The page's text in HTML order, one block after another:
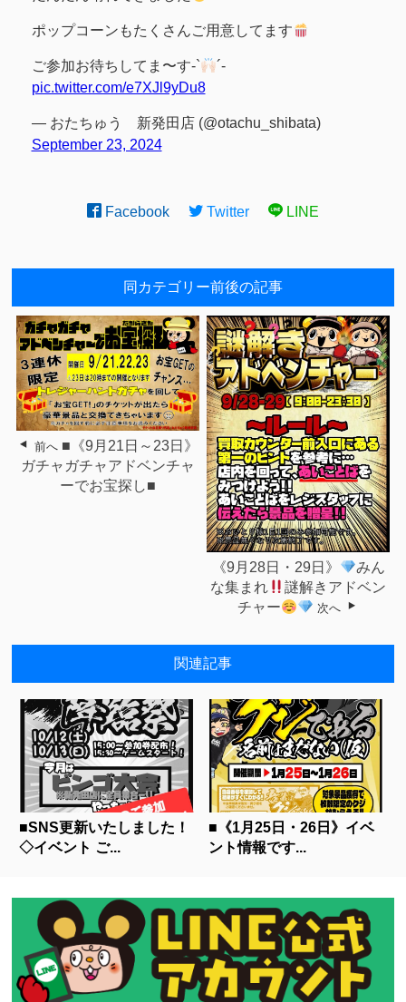
ポップコーンもたくさんご用意してます
ご参加お待ちしてま〜す-`
´-
pic.twitter.com/e7XJl9yDu8
— おたちゅう 新発田店 (@otachu_shibata)
September 23, 2024
Facebook Twitter LINE
同カテゴリー前後の記事
前へ ■《9月21日～23日》
ガチャガチャアドベンチャ
ーでお宝探し■
《9月28日・29日》
みん
な集まれ
謎解きアドベン
チャー
次へ
関連記事
■SNS更新いたしました！
◇イベント ご...
■《1月25日・26日》イベ
ント情報です...